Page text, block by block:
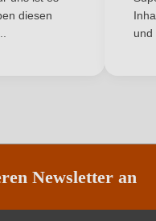
Toskana
diesen
und
Newsletter an